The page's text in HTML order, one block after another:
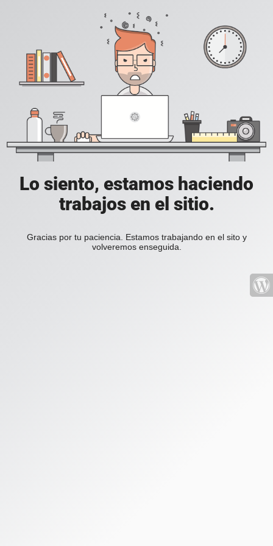
Lo siento, estamos haciendo
trabajos en el sitio.
Gracias por tu paciencia. Estamos trabajando en el sito y
volveremos enseguida.